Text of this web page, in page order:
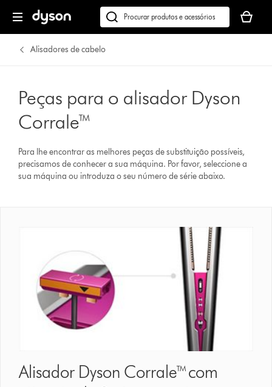
Pesquisar
em
dyson.pt
seu
cesto
Alisadores de cabelo
Peças para o alisador Dyson
Corrale™
Para lhe encontrar as melhores peças de substituição possíveis,
precisamos de conhecer a sua máquina. Por favor, seleccione a
sua máquina ou introduza o seu número de série abaixo.
Alisador Dyson Corrale™ com